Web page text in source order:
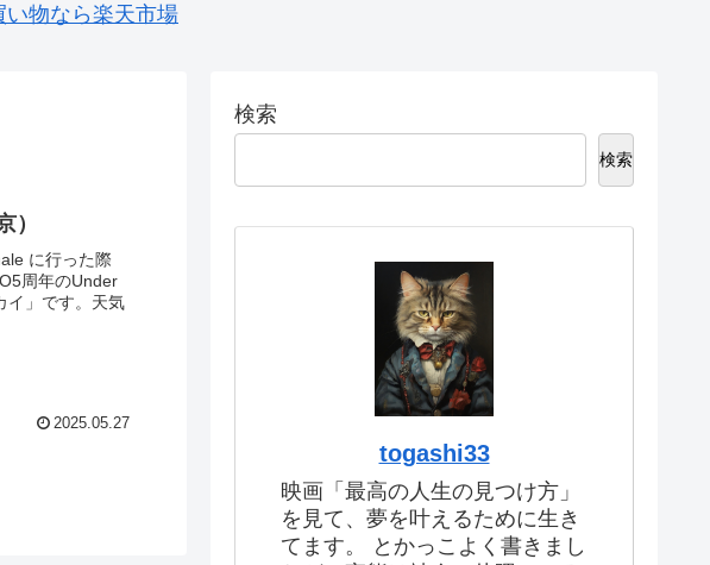
い物なら楽天市場
）
に行った際
周年のUnder
イ」です。天気
2025.05.27
検索
検索
togashi33
映画「最高の人生の見つけ方」
を見て、夢を叶えるために生き
てます。 とかっこよく書きまし